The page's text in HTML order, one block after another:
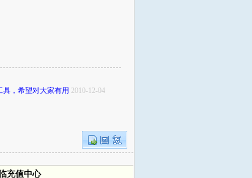
，希望对大家有用 2010-12-04
充值中心